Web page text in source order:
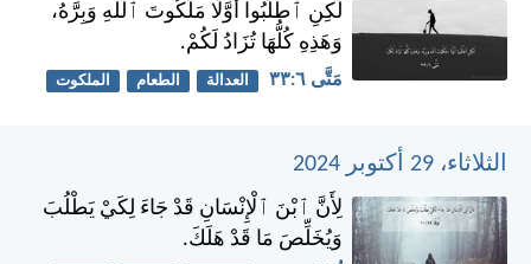
لَكِنِ ٱطْلُبُوا أَوَّلًا مَلَكُوتَ ٱللهِ وَبِرَّهُ،
وَهَذِهِ كُلُّهَا تُزَادُ لَكُمْ.
مَتَّى ٦:‏٣٣ العدالة الطعام الملكوت
الثلاثاء، 29 أكتوبر 2024
لِأَنَّ ٱبْنَ ٱلْإِنْسَانِ قَدْ جَاءَ لِكَيْ يَطْلُبَ
وَيُخَلِّصَ مَا قَدْ هَلَكَ.